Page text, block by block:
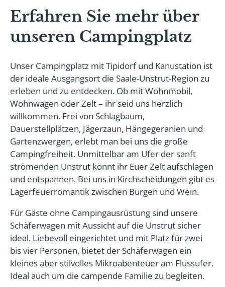
Erfahren Sie mehr über
unseren Campingplatz
Unser Campingplatz mit Tipidorf und Kanustation ist
der ideale Ausgangsort die Saale-Unstrut-Region zu
erleben und zu entdecken. Ob mit Wohnmobil,
Wohnwagen oder Zelt – ihr seid uns herzlich
willkommen. Frei von Schlagbaum,
Dauerstellplätzen, Jägerzaun, Hängegeranien und
Gartenzwergen, erlebt man bei uns die große
Campingfreiheit. Unmittelbar am Ufer der sanft
strömenden Unstrut könnt ihr Euer Zelt aufschlagen
und entspannen. Bei uns in Kirchscheidungen gibt es
Lagerfeuerromantik zwischen Burgen und Wein.
Für Gäste ohne Campingausrüstung sind unsere
Schäferwagen mit Aussicht auf die Unstrut sicher
ideal. Liebevoll eingerichtet und mit Platz für zwei
bis vier Personen, bietet der Schäferwagen ein
kleines aber stilvolles Mikroabenteuer am Flussufer.
Ideal auch um die campende Familie zu begleiten.